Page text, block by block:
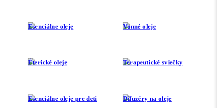
Esenciálne oleje Vonné oleje
Éterické oleje Terapeutické sviečky
Esenciálne oleje pre deti Difuzéry na oleje